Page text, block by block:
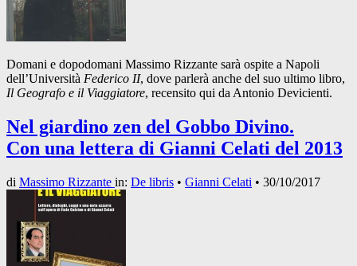
Domani e dopodomani Massimo Rizzante sarà ospite a Napoli
dell’Università Federico II, dove parlerà anche del suo ultimo libro,
Il Geografo e il Viaggiatore, recensito qui da Antonio Devicienti.
Nel giardino zen del Gobbo Divino.
Con una lettera di Gianni Celati del 2013
di Massimo Rizzante in: De libris • Gianni Celati • 30/10/2017